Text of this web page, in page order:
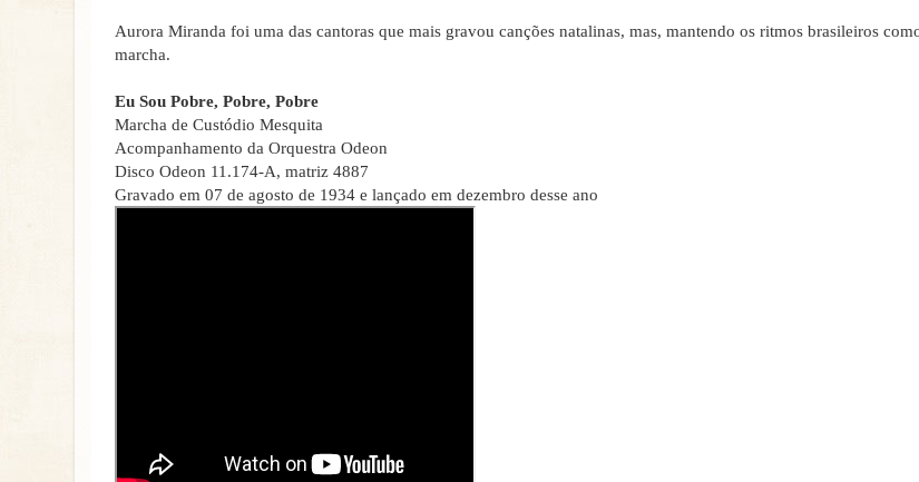
Aurora Miranda foi uma das cantoras que mais gravou canções natalinas, mas, mantendo os ritmos brasileiros
marcha.
Eu Sou Pobre, Pobre, Pobre
Marcha de Custódio Mesquita
Acompanhamento da Orquestra Odeon
Disco Odeon 11.174-A, matriz 4887
Gravado em 07 de agosto de 1934 e lançado em dezembro desse ano